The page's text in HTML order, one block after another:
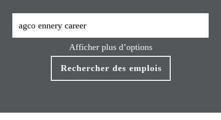
Afficher plus d’options